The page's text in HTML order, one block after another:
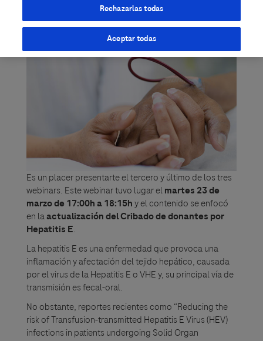
Es un placer presentarte el tercero y último de los tres
webinars. Este webinar tuvo lugar elmartes 23 de
marzo de 17:00h a 18:15hy el contenido se enfocó
en laactualización del Cribado de donantes por
Hepatitis E.
La hepatitis E es una enfermedad que provoca una
inflamación y afectación del tejido hepático, causada
por el virus de la Hepatitis E o VHE y, su principal vía de
transmisión es fecal-oral.
No obstante, reportes recientes como “Reducing the
risk of Transfusion-transmitted Hepatitis E Virus (HEV)
infections in patients undergoing Solid Organ
Rechazarlas todas
Aceptar todas